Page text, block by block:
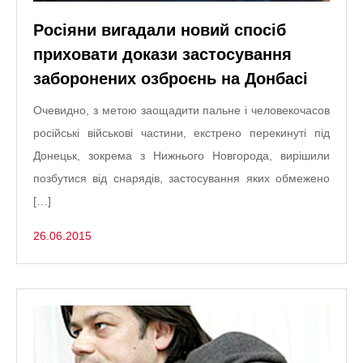
Росіяни вигадали новий спосіб
приховати докази застосування
заборонених озброєнь на Донбасі
Очевидно, з метою заощадити пальне і человекочасов
російські військові частини, екстрено перекинуті під
Донецьк, зокрема з Нижнього Новгорода, вирішили
позбутися від снарядів, застосування яких обмежено
[…]
26.06.2015